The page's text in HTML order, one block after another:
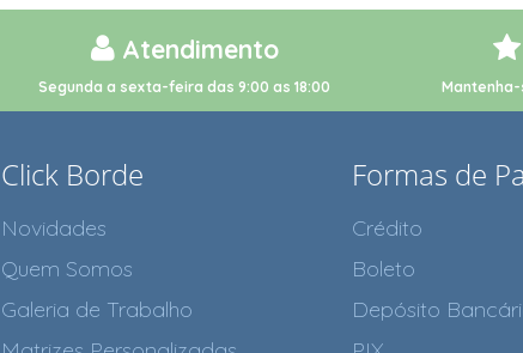
Atendimento
Segunda a sexta-feira das 9:00 as 18:00
Click Borde
Novidades
Quem Somos
Galeria de Trabalho
Formas de
Crédito
Boleto
Depósito